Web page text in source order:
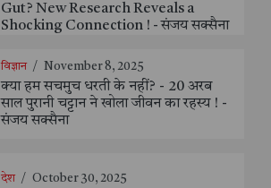
Gut? New Research Reveals a
Shocking Connection ! - संजय सक्सैना
विज्ञान / November 8, 2025
क्या हम सचमुच धरती के नहीं? - 20 अरब
साल पुरानी चट्टान ने खोला जीवन का रहस्य ! -
संजय सक्सैना
देश / October 30, 2025